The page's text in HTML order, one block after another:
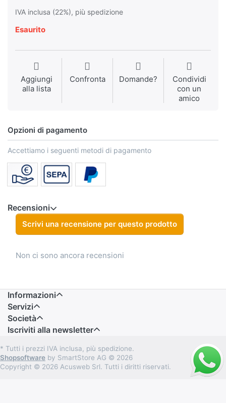
IVA inclusa (22%), più spedizione
Esaurito
Aggiungi
alla lista
Confronta Domande?
Condividi
con un
amico
Opzioni di pagamento
Accettiamo i seguenti metodi di pagamento
Recensioni
Scrivi una recensione per questo prodotto
Non ci sono ancora recensioni
Informazioni
Servizi
Società
Iscriviti alla newsletter
* Tutti i prezzi IVA inclusa, più spedizione.
Shopsoftware by SmartStore AG © 2026
Copyright © 2026 Acusweb Srl. Tutti i diritti riservati.